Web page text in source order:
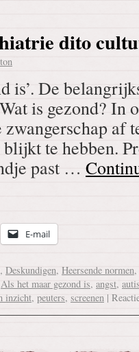
dito
is’. De
is gezond? In
af
te hebben.
past …
E-mail
, Deskundigen, Heersende normen,
Als het maar gezond is, angst,
inzicht, peuters, screenen |